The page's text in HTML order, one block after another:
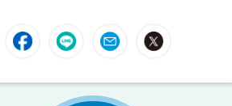
InstagramFacebookLINE Mail